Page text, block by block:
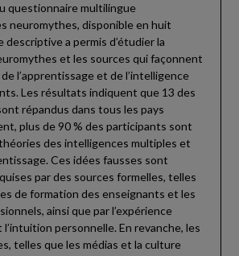
questionnaire multilingue
neuromythes, disponible en huit
descriptive a permis d’étudier la
et les sources qui façonnent
l’apprentissage et de l’intelligence
Les résultats indiquent que 13 des
répandus dans tous les pays
plus de 90 % des participants sont
des intelligences multiples et
Ces idées fausses sont
par des sources formelles, telles
de formation des enseignants et les
ainsi que par l’expérience
personnelle. En revanche, les
telles que les médias et la culture